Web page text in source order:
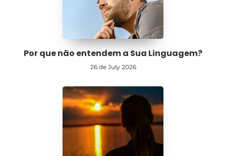
Por que não entendem a Sua Linguagem?
26 de July 2026